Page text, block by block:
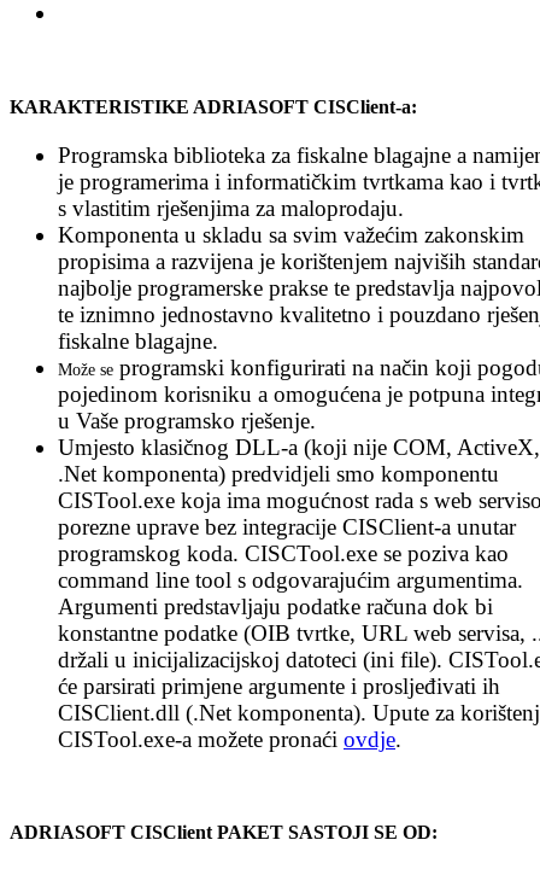
KARAKTERISTIKE ADRIASOFT CISClient-a:
Programska biblioteka za fiskalne blagajne a
je programerima i informatičkim tvrtkama kao i
s vlastitim rješenjima za maloprodaju.
Komponenta u skladu sa svim važećim zakonskim
propisima a razvijena je korištenjem najviših
najbolje programerske prakse te predstavlja
te iznimno jednostavno kvalitetno i pouzdano
fiskalne blagajne.
Može se programski konfigurirati na način koji
pojedinom korisniku a omogućena je potpuna
u Vaše programsko rješenje.
Umjesto klasičnog DLL-a (koji nije COM,
.Net komponenta) predvidjeli smo komponentu
CISTool.exe koja ima mogućnost rada s web
porezne uprave bez integracije CISClient-a unutar
programskog koda. CISCTool.exe se poziva kao
command line tool s odgovarajućim argumentima.
Argumenti predstavljaju podatke računa dok bi
konstantne podatke (OIB tvrtke, URL web servisa,
držali u inicijalizacijskoj datoteci (ini file).
će parsirati primjene argumente i prosljeđivati ih
CISClient.dll (.Net komponenta). Upute za
CISTool.exe-a možete pronaći ovdje.
ADRIASOFT CISClient PAKET SASTOJI SE OD: